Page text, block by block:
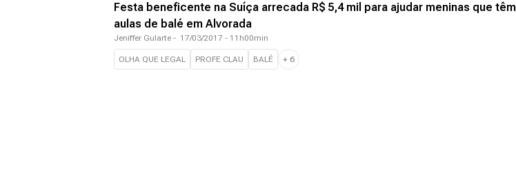
Festa beneficente na Suíça arrecada R$ 5,4 mil para ajudar meninas que têm
aulas de balé em Alvorada
Jeniffer Gularte - 17/03/2017 - 11h00min
OLHA QUE LEGAL PROFE CLAU BALÉ + 6